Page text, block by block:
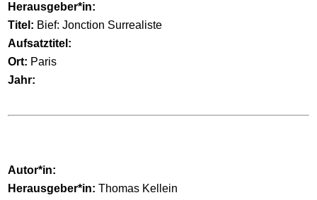
Herausgeber*in:
Titel: Bief: Jonction Surrealiste
Aufsatztitel:
Ort: Paris
Jahr:
Autor*in:
Herausgeber*in: Thomas Kellein